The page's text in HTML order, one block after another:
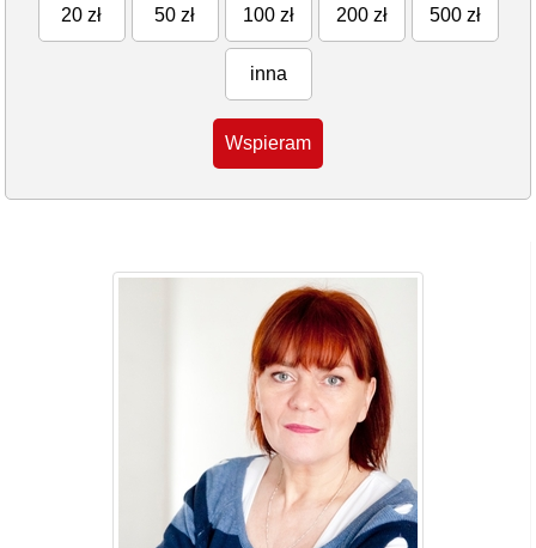
20 zł 50 zł 100 zł 200 zł 500 zł
inna
Wspieram